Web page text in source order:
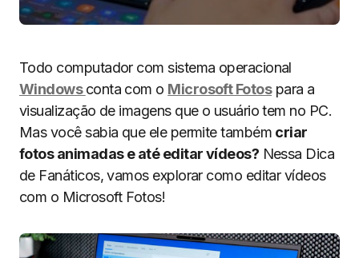
Todo computador com sistema operacional
Windowsconta com o Microsoft Fotospara a
visualização de imagens que o usuário tem no PC.
Mas você sabia que ele permite também criar
fotos animadas e até editar vídeos? Nessa Dica
de Fanáticos, vamos explorar como editar vídeos
com o Microsoft Fotos!